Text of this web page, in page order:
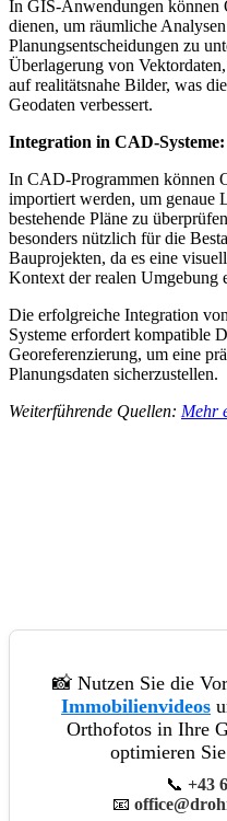
In GIS-Anwendungen können
dienen, um räumliche
Planungsentscheidungen zu
Überlagerung von
auf realitätsnahe Bilder, was
Geodaten verbessert.
Integration in CAD-Systeme:
In CAD-Programmen können
importiert werden, um genaue
bestehende Pläne zu
besonders nützlich für die
Bauprojekten, da es eine
Kontext der realen Umgebung
Die erfolgreiche Integration
Systeme erfordert kompatible
Georeferenzierung, um eine
Planungsdaten sicherzustellen.
Weiterführende Quellen: Mehr
📸 Nutzen Sie die
Immobilienvideos
Orthofotos in Ihre
optimieren
📞 +43
📧